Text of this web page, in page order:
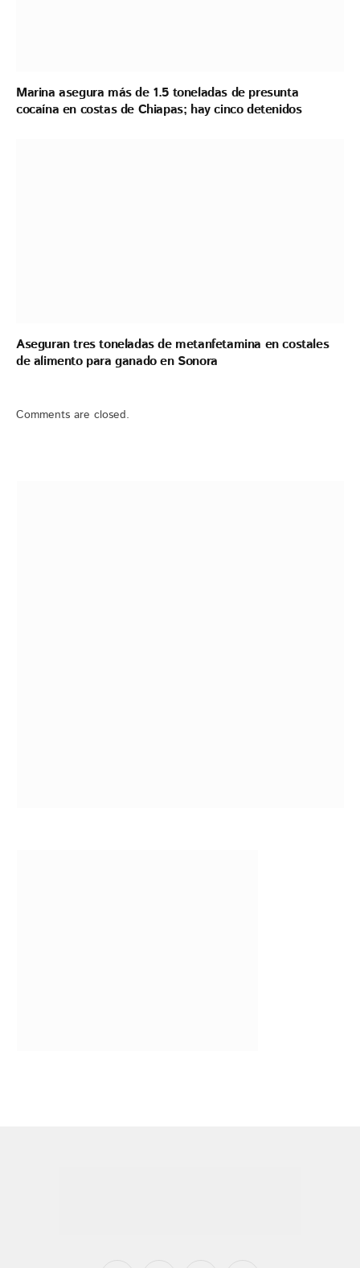
Marina asegura más de 1.5 toneladas de presunta
cocaína en costas de Chiapas; hay cinco detenidos
Aseguran tres toneladas de metanfetamina en costales
de alimento para ganado en Sonora
Comments are closed.